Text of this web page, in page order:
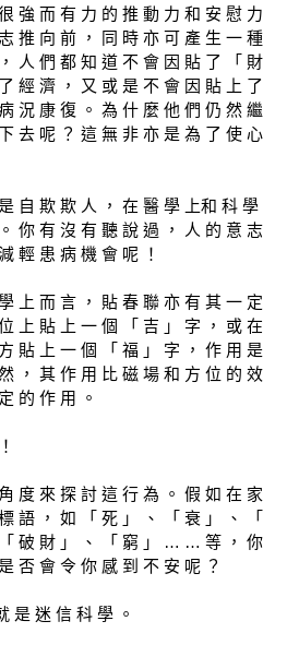
強 而 有 力 的 推 動 力 和 安 慰 力
推 向 前 ， 同 時 亦 可 產 生 一 種
人 們 都 知 道 不 會 因 貼 了 「 財
經 濟 ， 又 或 是 不 會 因 貼 上 了
況 康 復 。 為 什 麼 他 們 仍 然 繼
去 呢 ？ 這 無 非 亦 是 為 了 使 心
自 欺 欺 人 ， 在 醫 學 上和 科 學
你 有 沒 有 聽 說 過 ， 人 的 意 志
輕 患 病 機 會 呢 ！
上 而 言 ， 貼 春 聯 亦 有 其 一 定
上 貼 上 一 個 「 吉 」 字 ， 或 在
貼 上 一 個 「 福 」 字 ， 作 用 是
， 其 作 用 比 磁 場 和 方 位 的 效
的 作 用 。
度 來 探 討 這 行 為 。 假 如 在 家
語 ， 如 「 死 」 、 「 衰 」 、 「
破 財 」 、 「 窮 」 … … 等 ， 你
否 會 令 你 感 到 不 安 呢 ？
是 迷 信 科 學 。